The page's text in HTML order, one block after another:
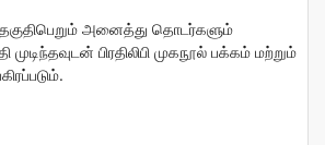
தகுதிபெறும் அனைத்து தொடர்களும்
முடிந்தவுடன் பிரதிலிபி முகநூல் பக்கம் மற்றும்